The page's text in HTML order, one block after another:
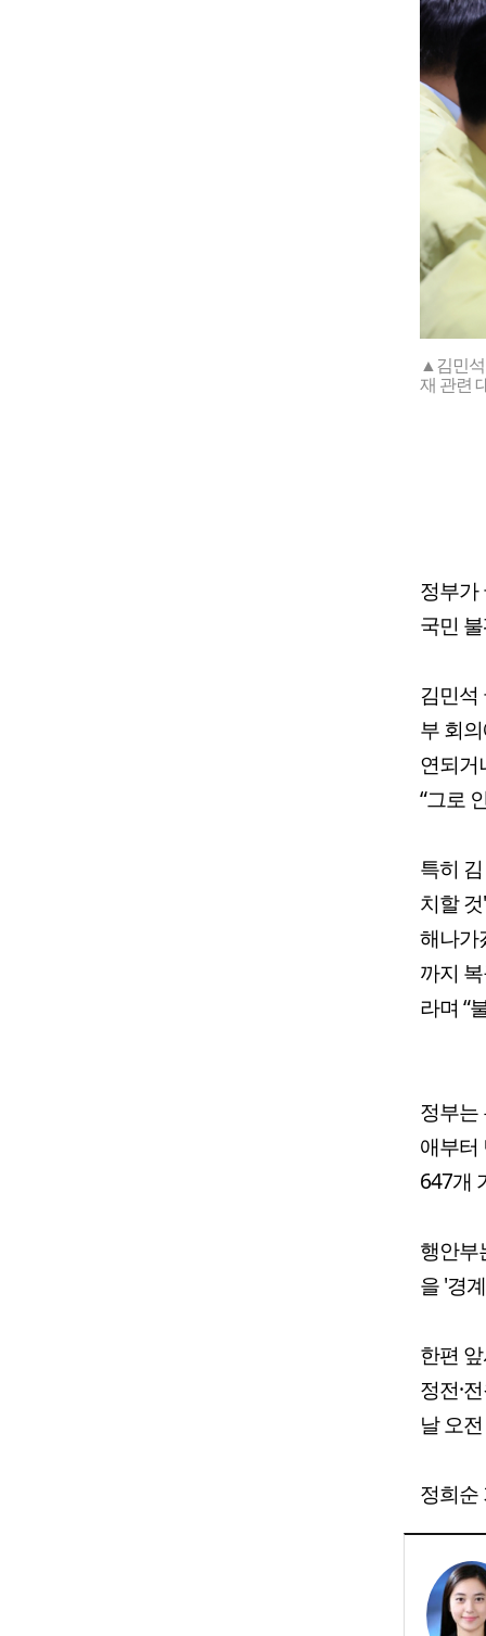
▲김민석
재 관련
정부가
국민
김민
부 회
연되거
“그로
특히
치할
해나가
까지
라며 “
정부는
애부터
647개
행안부
을 '경
한편
정전·
날 오
정희순